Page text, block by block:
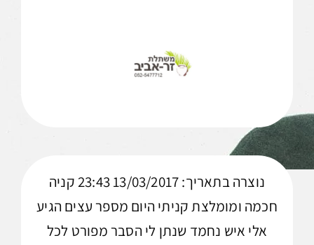
נוצרה בתאריך: 13/03/2017 23:43 קניה
חכמה ומומלצת קניתי היום מספר עצים הגיע
אלי איש נחמד שנתן לי הסבר מפורט לכל